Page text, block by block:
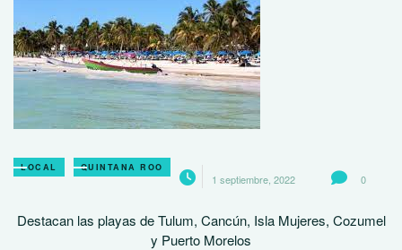
LOCAL QUINTANA ROO
1 septiembre, 2022 0
Destacan las playas de Tulum, Cancún, Isla Mujeres, Cozumel
y Puerto Morelos